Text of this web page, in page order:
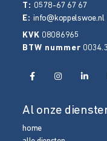
T: 0578-67 67 67
E:info@koppelswoe.nl
KVK 08086965
BTW nummer
Al onze
home